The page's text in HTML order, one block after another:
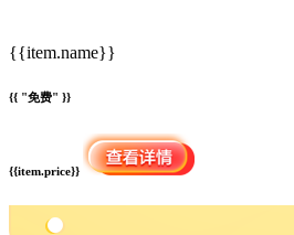
{{item.name}}
{{ "免费" }}
{{item.price}}